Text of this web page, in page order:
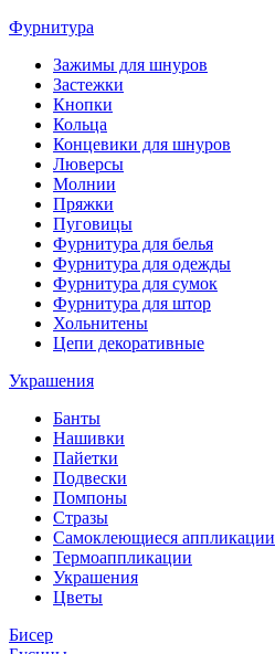
Фурнитура
Зажимы для шнуров
Застежки
Кнопки
Кольца
Концевики для шнуров
Люверсы
Молнии
Пряжки
Пуговицы
Фурнитура для белья
Фурнитура для одежды
Фурнитура для сумок
Фурнитура для штор
Хольнитены
Цепи декоративные
Украшения
Банты
Нашивки
Пайетки
Подвески
Помпоны
Стразы
Самоклеющиеся аппликации
Термоаппликации
Украшения
Цветы
Бисер